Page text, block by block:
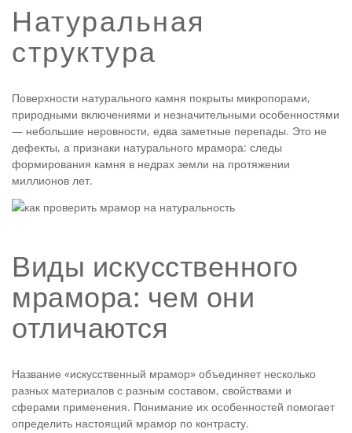
Натуральная
структура
Поверхности натурального камня покрыты микропорами,
природными включениями и незначительными особенностями
— небольшие неровности, едва заметные перепады. Это не
дефекты, а признаки натурального мрамора: следы
формирования камня в недрах земли на протяжении
миллионов лет.
Виды искусственного
мрамора: чем они
отличаются
Название «искусственный мрамор» объединяет несколько
разных материалов с разным составом, свойствами и
сферами применения. Понимание их особенностей помогает
определить настоящий мрамор по контрасту.